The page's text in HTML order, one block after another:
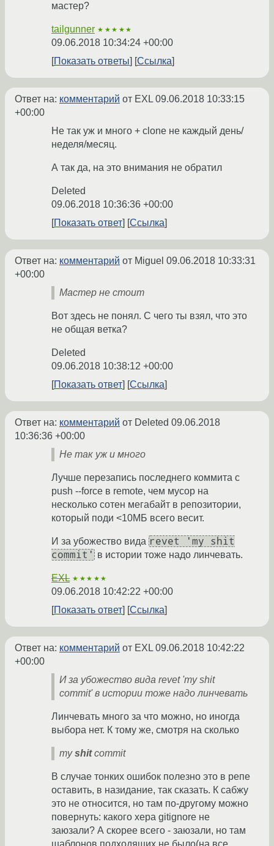
мастер?
tailgunner ★★★★★
09.06.2018 10:34:24 +00:00
Показать ответы
Ссылка
Ответ на: комментарий от EXL09.06.2018 10:33:15
+00:00
Не так уж и много + clone не каждый день/
неделя/месяц.
А так да, на это внимания не обратил
Deleted
09.06.2018 10:36:36 +00:00
Показать ответ
Ссылка
Ответ на: комментарий от Miguel 09.06.2018 10:33:31
+00:00
Мастер не стоит
Вот здесь не понял. С чего ты взял, что это
не общая ветка?
Deleted
09.06.2018 10:38:12 +00:00
Показать ответ
Ссылка
Ответ на: комментарий от Deleted 09.06.2018
10:36:36 +00:00
Не так уж и много
Лучше перезапись последнего коммита с
push --force в remote, чем мусор на
несколько сотен мегабайт в репозитории,
который поди <10МБ всего весит.
И за убожество вида revet 'my shit
commit' в истории тоже надо линчевать.
EXL ★★★★★
09.06.2018 10:42:22 +00:00
Показать ответ
Ссылка
Ответ на: комментарий от EXL09.06.2018 10:42:22
+00:00
И за убожество вида revet 'my shit
commit' в истории тоже надо линчевать
Линчевать много за что можно, но иногда
выбора нет. К тому же, смотря на сколько
myshitcommit
В случае тонких ошибок полезно это в репе
оставить, в назидание, так сказать. К сабжу
это не относится, но там по-другому можно
повернуть: какого хера gitignore не
заюзали? А скорее всего - заюзали, но там